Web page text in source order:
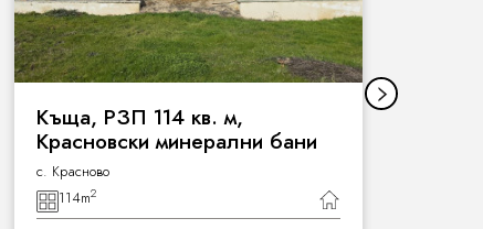
Къща, РЗП 114 кв. м,
Красновски минерални бани
с. Красново
114m2